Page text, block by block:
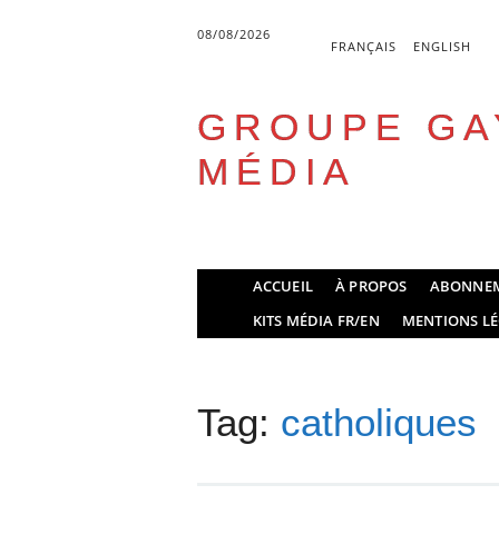
08/08/2026
FRANÇAIS ENGLISH
GROUPE
MÉDIA
Main menu
ACCUEIL À PROPOS
KITS MÉDIA FR/EN
MENTIONS
Tag: catholiques